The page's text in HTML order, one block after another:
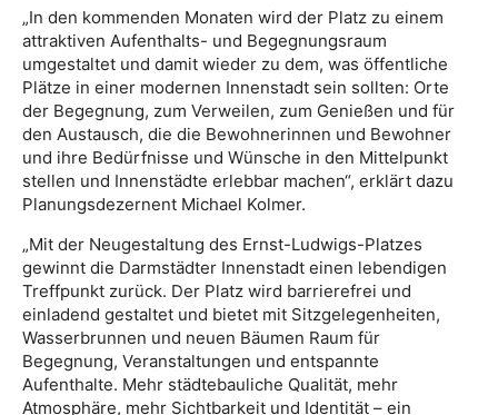
„In den kommenden Monaten wird der Platz zu einem
attraktiven Aufenthalts- und Begegnungsraum
umgestaltet und damit wieder zu dem, was öffentliche
Plätze in einer modernen Innenstadt sein sollten: Orte
der Begegnung, zum Verweilen, zum Genießen und für
den Austausch, die die Bewohnerinnen und Bewohner
und ihre Bedürfnisse und Wünsche in den Mittelpunkt
stellen und Innenstädte erlebbar machen“, erklärt dazu
Planungsdezernent Michael Kolmer.
„Mit der Neugestaltung des Ernst-Ludwigs-Platzes
gewinnt die Darmstädter Innenstadt einen lebendigen
Treffpunkt zurück. Der Platz wird barrierefrei und
einladend gestaltet und bietet mit Sitzgelegenheiten,
Wasserbrunnen und neuen Bäumen Raum für
Begegnung, Veranstaltungen und entspannte
Aufenthalte. Mehr städtebauliche Qualität, mehr
Atmosphäre, mehr Sichtbarkeit und Identität – ein